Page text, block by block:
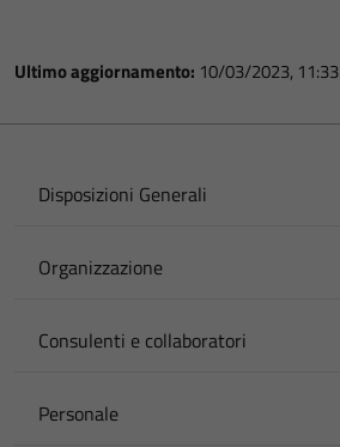
Ultimo aggiornamento: 10/03/2023, 11:33
Disposizioni Generali
Organizzazione
Consulenti e collaboratori
Personale